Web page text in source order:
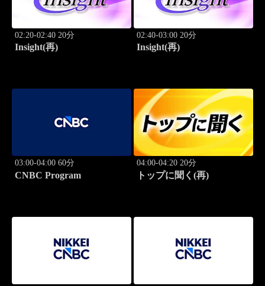
02:20-02:40 20分
Insight(再)
02:40-03:00 20分
Insight(再)
03:00-04:00 60分
CNBC Program
04:00-04:20 20分
トップに聞く(再)